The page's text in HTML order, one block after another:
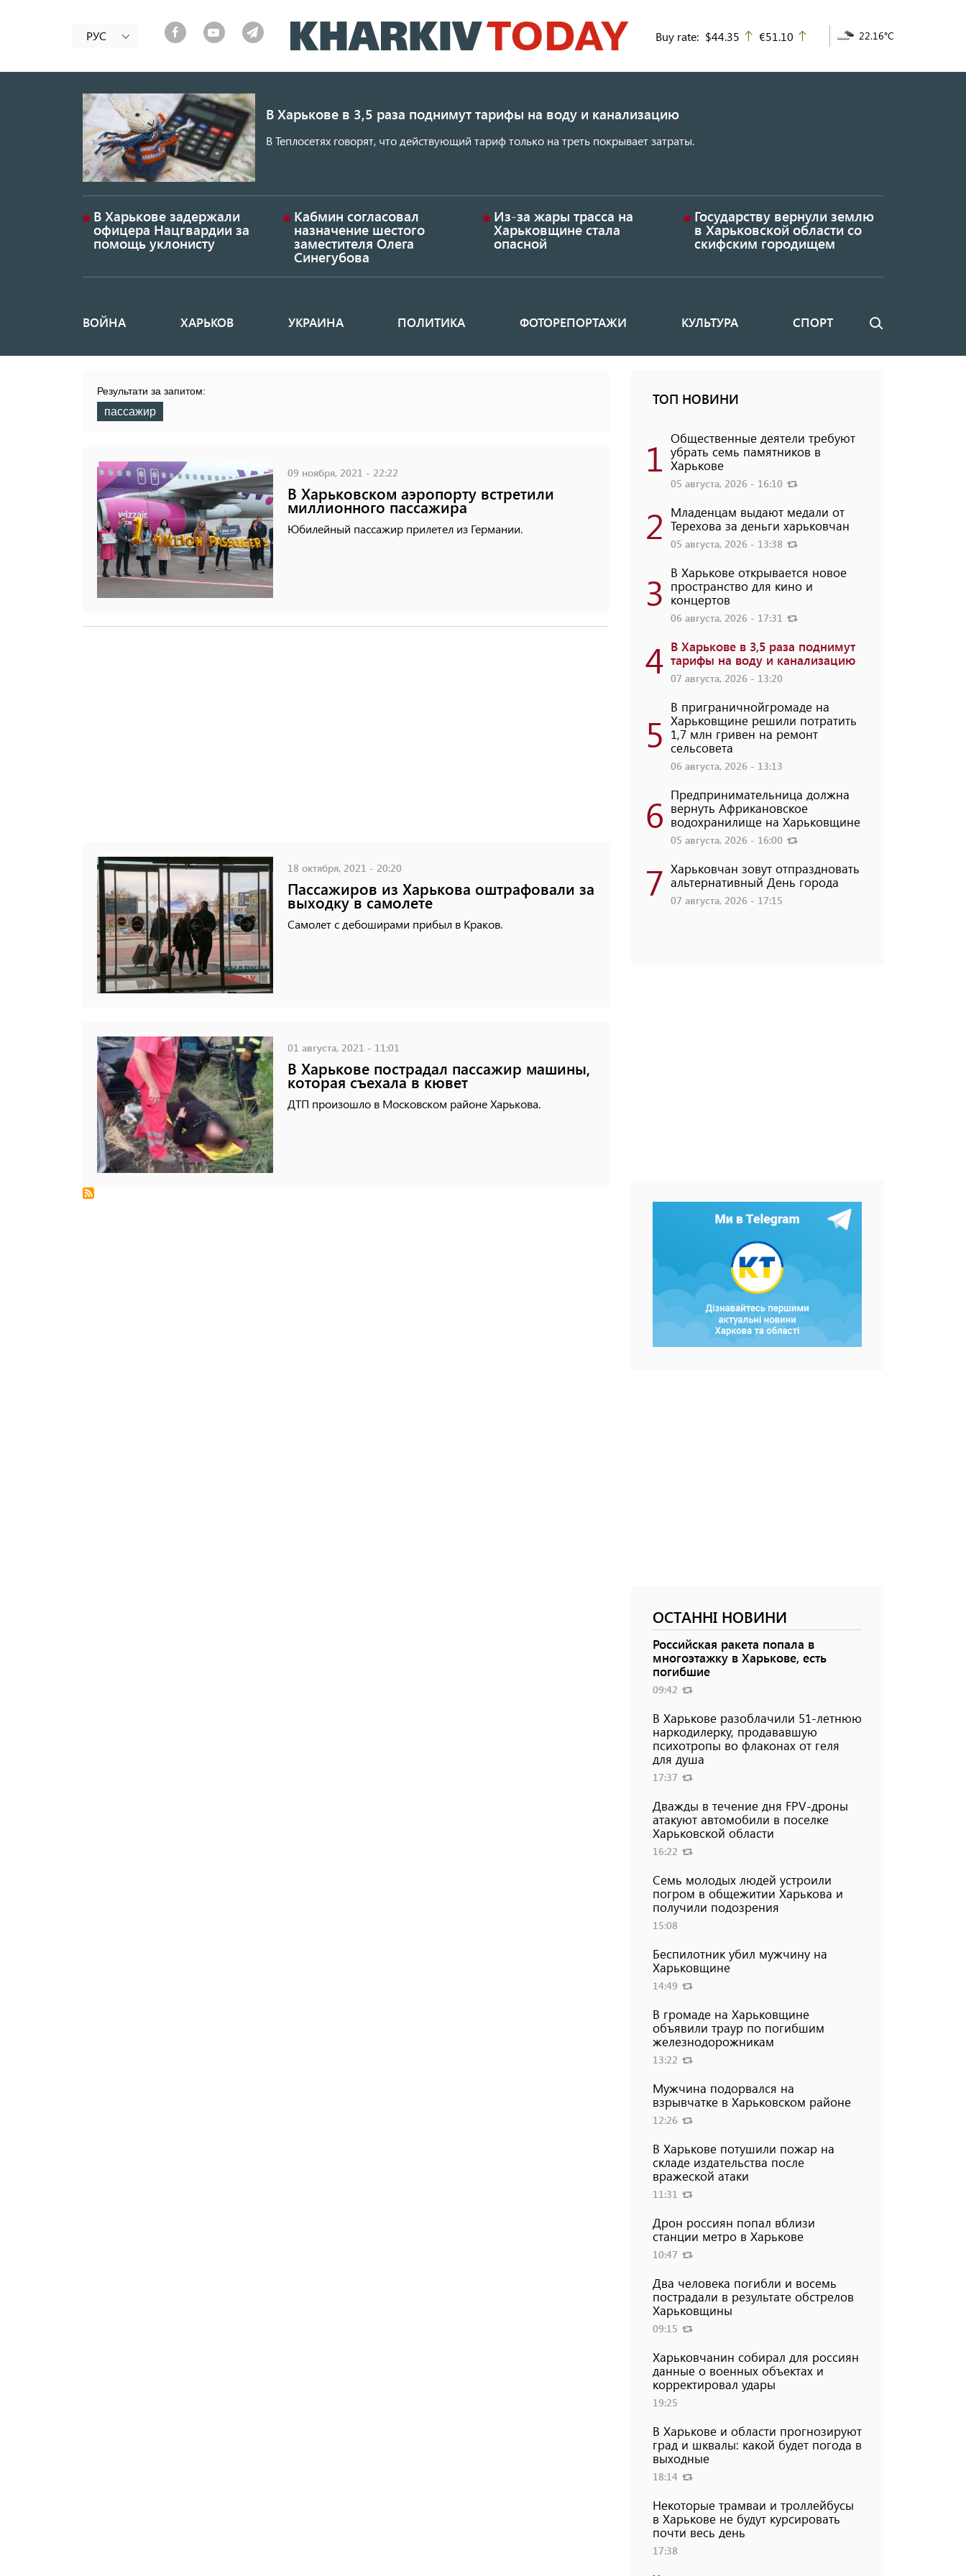
к
основному
РУС Buy rate: $44.35 up
€51.10 22.16°C
В Харькове в 3,5 раза поднимут тарифы на воду и канализацию
В Теплосетях говорят, что действующий тариф только на треть покрывает затраты.
В Харькове задержали
офицера Нацгвардии за
помощь уклонисту
Кабмин согласовал
назначение шестого
заместителя Олега
Синегубова
Из-за жары трасса на
Харьковщине стала
опасной
Государству вернули землю
в Харьковской области со
скифским городищем
Основная
ВОЙНА ХАРЬКОВ УКРАИНА ПОЛИТИКА ФОТОРЕПОРТАЖИ КУЛЬТУРА СПОРТ Поиск
Результати за запитом:
пассажир
09 ноября, 2021 - 22:22
В Харьковском аэропорту встретили
миллионного пассажира
Юбилейный пассажир прилетел из Германии.
18 октября, 2021 - 20:20
Пассажиров из Харькова оштрафовали за
выходку в самолете
Самолет с дебоширами прибыл в Краков.
01 августа, 2021 - 11:01
В Харькове пострадал пассажир машины,
которая съехала в кювет
ДТП произошло в Московском районе Харькова.
ТОП НОВИНИ
1 Общественные деятели требуют
убрать семь памятников в
Харькове
05 августа, 2026 - 16:10
2 Младенцам выдают медали от
Терехова за деньги харьковчан
05 августа, 2026 - 13:38
3 В Харькове открывается новое
пространство для кино и
концертов
06 августа, 2026 - 17:31
4 В Харькове в 3,5 раза поднимут
тарифы на воду и канализацию
07 августа, 2026 - 13:20
5
В приграничнойгромаде на
Харьковщине решили потратить
1,7 млн ​​гривен на ремонт
сельсовета
06 августа, 2026 - 13:13
6 Предпринимательница должна
вернуть Африкановское
водохранилище на Харьковщине
05 августа, 2026 - 16:00
7 Харьковчан зовут отпраздновать
альтернативный День города
07 августа, 2026 - 17:15
ОСТАННІ НОВИНИ
Российская ракета попала в
многоэтажку в Харькове, есть
погибшие
09:42
В Харькове разоблачили 51-летнюю
наркодилерку, продававшую
психотропы во флаконах от геля
для душа
17:37
Дважды в течение дня FPV-дроны
атакуют автомобили в поселке
Харьковской области
16:22
Семь молодых людей устроили
погром в общежитии Харькова и
получили подозрения
15:08
Беспилотник убил мужчину на
Харьковщине
14:49
В громаде на Харьковщине
объявили траур по погибшим
железнодорожникам
13:22
Мужчина подорвался на
взрывчатке в Харьковском районе
12:26
В Харькове потушили пожар на
складе издательства после
вражеской атаки
11:31
Дрон россиян попал вблизи
станции метро в Харькове
10:47
Два человека погибли и восемь
пострадали в результате обстрелов
Харьковщины
09:15
Харьковчанин собирал для россиян
данные о военных объектах и ​​
корректировал удары
19:25
В Харькове и области прогнозируют
град и шквалы: какой будет погода в
выходные
18:14
Некоторые трамваи и троллейбусы
в Харькове не будут курсировать
почти весь день
17:38